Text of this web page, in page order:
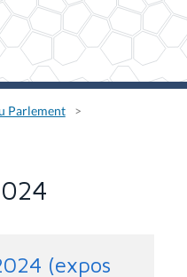
Parlement
(expos